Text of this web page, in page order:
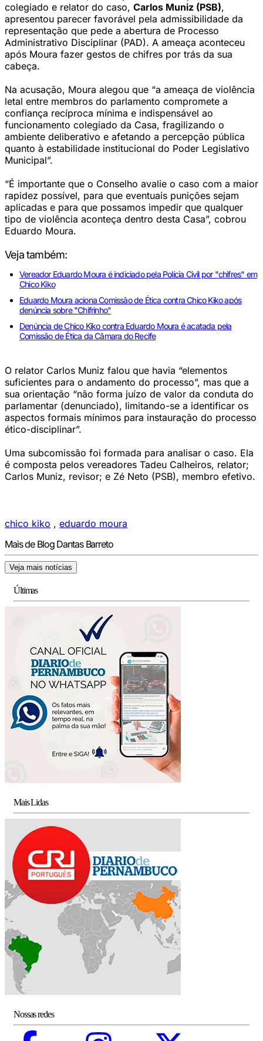
colegiado e relator do caso, Carlos Muniz (PSB),
apresentou parecer favorável pela admissibilidade da
representação que pede a abertura de Processo
Administrativo Disciplinar (PAD). A ameaça aconteceu
após Moura fazer gestos de chifres por trás da sua
cabeça.
Na acusação, Moura alegou que “a ameaça de violência
letal entre membros do parlamento compromete a
confiança recíproca mínima e indispensável ao
funcionamento colegiado da Casa, fragilizando o
ambiente deliberativo e afetando a percepção pública
quanto à estabilidade institucional do Poder Legislativo
Municipal”.
“É importante que o Conselho avalie o caso com a maior
rapidez possível, para que eventuais punições sejam
aplicadas e para que possamos impedir que qualquer
tipo de violência aconteça dentro desta Casa”, cobrou
Eduardo Moura.
Veja também:
Vereador Eduardo Moura é indiciado pela Polícia Civil por "chifres" em
Chico Kiko
Eduardo Moura aciona Comissão de Ética contra Chico Kiko após
denúncia sobre "Chifrinho"
Denúncia de Chico Kiko contra Eduardo Moura é acatada pela
Comissão de Ética da Câmara do Recife
O relator Carlos Muniz falou que havia “elementos
suficientes para o andamento do processo”, mas que a
sua orientação “não forma juízo de valor da conduta do
parlamentar (denunciado), limitando-se a identificar os
aspectos formais mínimos para instauração do processo
ético-disciplinar”.
Uma subcomissão foi formada para analisar o caso. Ela
é composta pelos vereadores Tadeu Calheiros, relator;
Carlos Muniz, revisor; e Zé Neto (PSB), membro efetivo.
chico kiko , eduardo moura
Mais de Blog Dantas Barreto
Veja mais notícias
Últimas
Mais Lidas
Nossas redes